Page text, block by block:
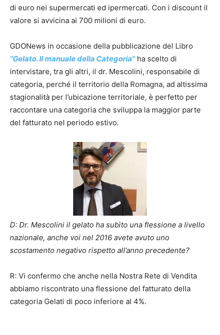
di euro nei supermercati ed ipermercati. Con i discount il
valore si avvicina ai 700 milioni di euro.
GDONews in occasione della pubblicazione del Libro
“Gelato. Il manuale della Categoria"ha scelto di
intervistare, tra gli altri, il dr. Mescolini, responsabile di
categoria, perché il territorio della Romagna, ad altissima
stagionalità per l’ubicazione territoriale, è perfetto per
raccontare una categoria che sviluppa la maggior parte
del fatturato nel periodo estivo.
D: Dr. Mescolini il gelato ha subìto una flessione a livello
nazionale, anche voi nel 2016 avete avuto uno
scostamento negativo rispetto all’anno precedente?
R: Vi confermo che anche nella Nostra Rete di Vendita
abbiamo riscontrato una flessione del fatturato della
categoria Gelati di poco inferiore al 4%.